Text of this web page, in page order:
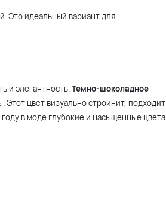
Это идеальный вариант для
и элегантность.Темно-шоколадное
Этот цвет визуально стройнит, подходит
в моде глубокие и насыщенные цвета